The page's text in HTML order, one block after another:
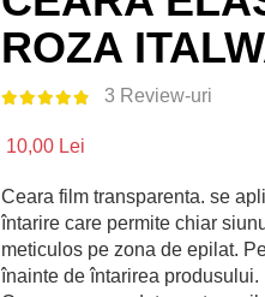
ROZA
3 Review-uri
10,00 Lei
Ceara film transparenta. se
întarire care permite chiar
meticulos pe zona de epilat.
înainte de întarirea